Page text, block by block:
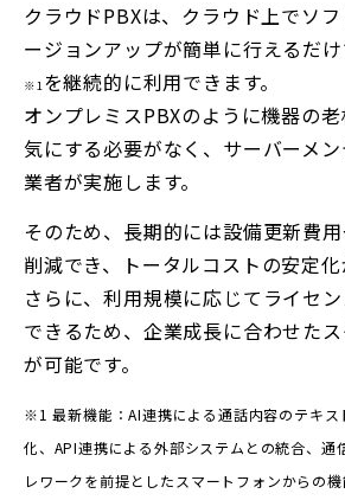
クラウドPBXは、クラウド上でソ
ージョンアップが簡単に行えるだ
※1を継続的に利用できます。
オンプレミスPBXのように機器の
気にする必要がなく、サーバーメ
業者が実施します。
そのため、長期的には設備更新費
削減でき、トータルコストの安定化
さらに、利用規模に応じてライセ
できるため、企業成長に合わせた
が可能です。
※1 最新機能：AI連携による通話内容のテキス
化、API連携による外部システムとの統合、通
レワークを前提としたスマートフォンからの